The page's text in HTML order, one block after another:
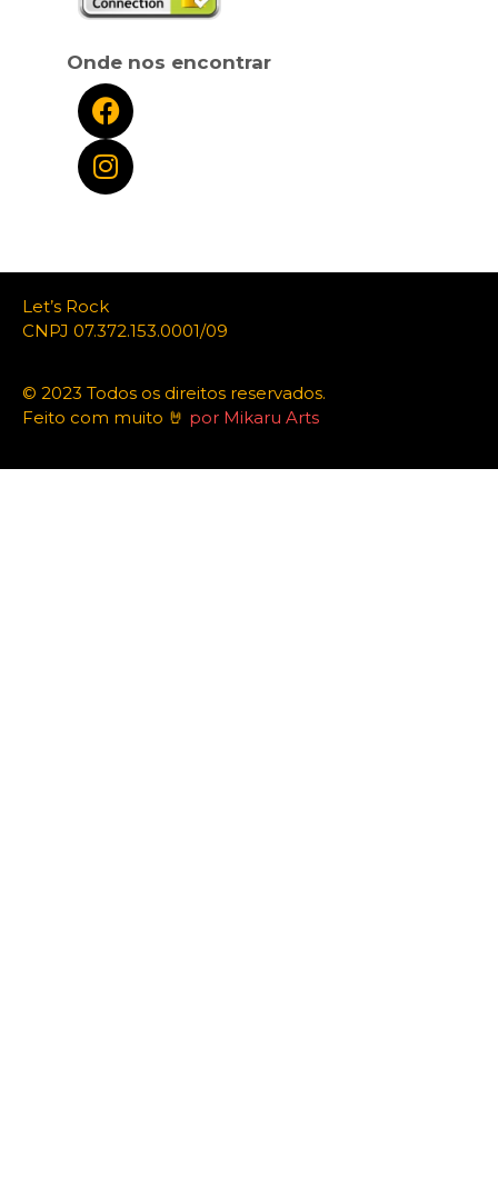
Onde nos encontrar
Let’s Rock
CNPJ 07.372.153.0001/09
© 2023 Todos os direitos reservados.
Feito com muito 🤘 por Mikaru Arts